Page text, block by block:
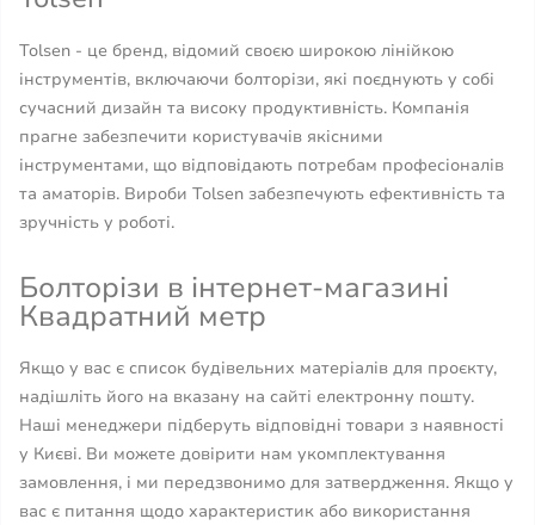
Tolsen - це бренд, відомий своєю широкою лінійкою
інструментів, включаючи болторізи, які поєднують у собі
сучасний дизайн та високу продуктивність. Компанія
прагне забезпечити користувачів якісними
інструментами, що відповідають потребам професіоналів
та аматорів. Вироби Tolsen забезпечують ефективність та
зручність у роботі.
Болторізи в інтернет-магазині
Квадратний метр
Якщо у вас є список будівельних матеріалів для проєкту,
надішліть його на вказану на сайті електронну пошту.
Наші менеджери підберуть відповідні товари з наявності
у Києві. Ви можете довірити нам укомплектування
замовлення, і ми передзвонимо для затвердження. Якщо у
вас є питання щодо характеристик або використання